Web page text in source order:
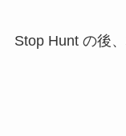
Stop Hunt の後